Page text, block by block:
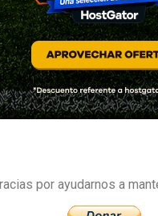
por ayudarnos a